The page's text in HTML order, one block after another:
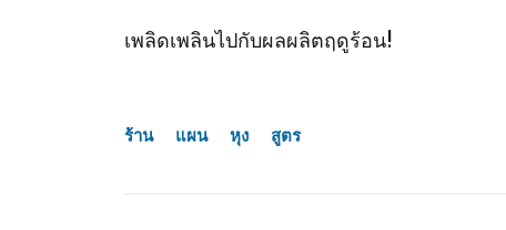
เพลิดเพลินไปกับผลผลิตฤดูร้อน!
ร้าน แผน หุง สูตร